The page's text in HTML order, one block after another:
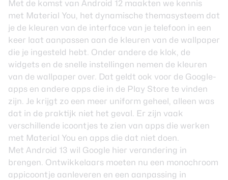
Met de komst van Android 12 maakten we kennis
met Material You, het dynamische themasysteem dat
je de kleuren van de interface van je telefoon in een
keer laat aanpassen aan de kleuren van de wallpaper
die je ingesteld hebt. Onder andere de klok, de
widgets en de snelle instellingen nemen de kleuren
van de wallpaper over. Dat geldt ook voor de Google-
apps en andere apps die in de Play Store te vinden
zijn. Je krijgt zo een meer uniform geheel, alleen was
dat in de praktijk niet het geval. Er zijn vaak
verschillende icoontjes te zien van apps die werken
met Material You en apps die dat niet doen.
Met Android 13 wil Google hier verandering in
brengen. Ontwikkelaars moeten nu een monochroom
appicoontje aanleveren en een aanpassing in